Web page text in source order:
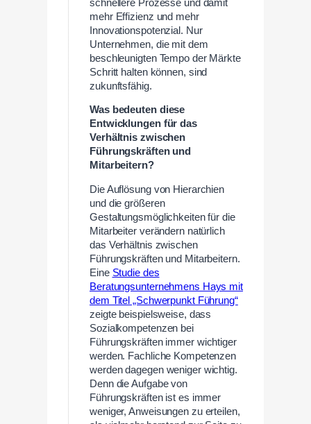
schnellere Prozesse und damit
mehr Effizienz und mehr
Innovationspotenzial. Nur
Unternehmen, die mit dem
beschleunigten Tempo der Märkte
Schritt halten können, sind
zukunftsfähig.
Was bedeuten diese
Entwicklungen für das
Verhältnis zwischen
Führungskräften und
Mitarbeitern?
Die Auflösung von Hierarchien
und die größeren
Gestaltungsmöglichkeiten für die
Mitarbeiter verändern natürlich
das Verhältnis zwischen
Führungskräften und Mitarbeitern.
Eine Studie des
Beratungsunternehmens Hays mit
dem Titel „Schwerpunkt Führung“
zeigte beispielsweise, dass
Sozialkompetenzen bei
Führungskräften immer wichtiger
werden. Fachliche Kompetenzen
werden dagegen weniger wichtig.
Denn die Aufgabe von
Führungskräften ist es immer
weniger, Anweisungen zu erteilen,